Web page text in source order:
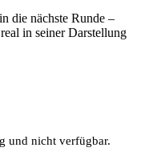
die nächste Runde –
in seiner Darstellung
und nicht verfügbar.